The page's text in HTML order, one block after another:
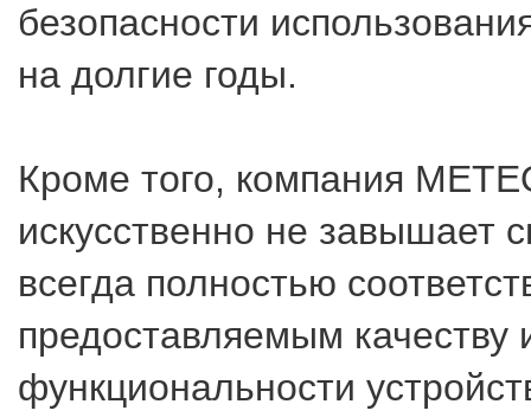
безопасности
на долгие годы.
Кроме того, компания
искусственно не завышает
всегда полностью
предоставляемым качеству
функциональности